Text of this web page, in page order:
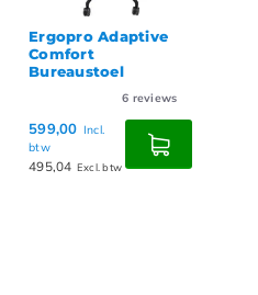
Ergopro Adaptive
Comfort
Bureaustoel
6 reviews
599,00 Incl.
btw
495,04 Excl. btw